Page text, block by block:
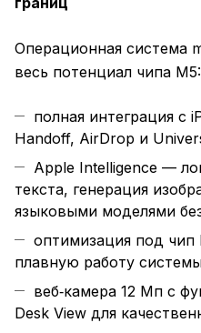
Операционная система
весь потенциал чипа M5:
полная интеграция с
Handoff, AirDrop и
Apple Intelligence —
текста, генерация
языковыми моделями
оптимизация под чип
плавную работу
веб‑камера 12 Мп с
Desk View для